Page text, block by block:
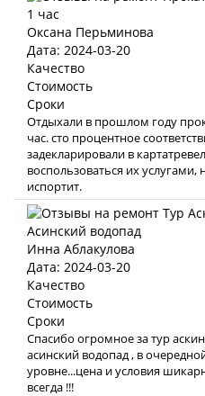
Оксана Перьминова
Дата: 2024-03-20
Качество
Стоимость
Сроки
Отдыхали в прошлом году
час. сто процентное
задекларировали в
воспользоваться их
испортит.
Инна Аблакулова
Дата: 2024-03-20
Качество
Стоимость
Сроки
Спасибо огромное за тур
асинский водопад , в
уровне...цена и условия
всегда !!!